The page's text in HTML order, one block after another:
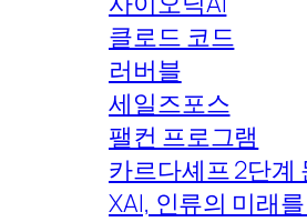
클로드 코드
러버블
세일즈포스
팰컨 프로그램
카르다셰프 2단계
XAI, 인류의 미래